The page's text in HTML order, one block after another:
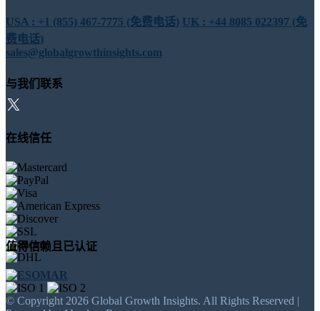
USA : +1 (855) 467-7775 (免费电话) UK : +44 8085 022397 (免
费电话)
sales@globalgrowthinsights.com
与我们联系
在线信任
值得信赖且已认证
© Copyright 2026 Global Growth Insights. All Rights Reserved |